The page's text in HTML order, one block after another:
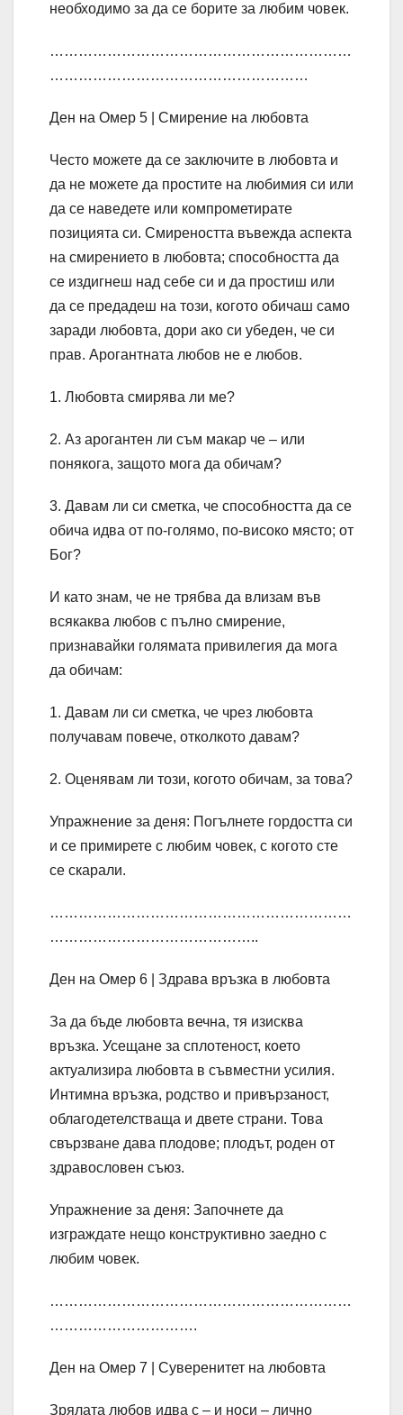
необходимо за да се борите за любим човек.
………………………………………………………
………………………………………………
Ден на Омер 5 | Смирение на любовта
Често можете да се заключите в любовта и
да не можете да простите на любимия си или
да се наведете или компрометирате
позицията си. Смиреността въвежда аспекта
на смирението в любовта; способността да
се издигнеш над себе си и да простиш или
да се предадеш на този, когото обичаш само
заради любовта, дори ако си убеден, че си
прав. Арогантната любов не е любов.
1. Любовта смирява ли ме?
2. Аз арогантен ли съм макар че – или
понякога, защото мога да обичам?
3. Давам ли си сметка, че способността да се
обича идва от по-голямо, по-високо място; от
Бог?
И като знам, че не трябва да влизам във
всякаква любов с пълно смирение,
признавайки голямата привилегия да мога
да обичам:
1. Давам ли си сметка, че чрез любовта
получавам повече, отколкото давам?
2. Оценявам ли този, когото обичам, за това?
Упражнение за деня: Погълнете гордостта си
и се примирете с любим човек, с когото сте
се скарали.
………………………………………………………
……………………………………..
Ден на Омер 6 | Здрава връзка в любовта
За да бъде любовта вечна, тя изисква
връзка. Усещане за сплотеност, което
актуализира любовта в съвместни усилия.
Интимна връзка, родство и привързаност,
облагодетелстваща и двете страни. Това
свързване дава плодове; плодът, роден от
здравословен съюз.
Упражнение за деня: Започнете да
изграждате нещо конструктивно заедно с
любим човек.
………………………………………………………
………………………….
Ден на Омер 7 | Суверенитет на любовта
Зрялата любов идва с – и носи – лично